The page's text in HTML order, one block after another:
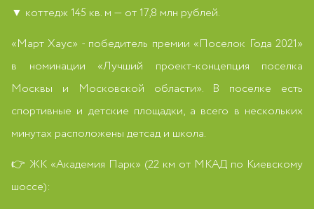
▼ коттедж 145 кв. м — от 17,8 млн рублей.
«Март Хаус» - победитель премии «Поселок Года 2021»
в номинации «Лучший проект-концепция поселка
Москвы и Московской области». В поселке есть
спортивные и детские площадки, а всего в нескольких
минутах расположены детсад и школа.
👉 ЖК «Академия Парк» (22 км от МКАД по Киевскому
шоссе):